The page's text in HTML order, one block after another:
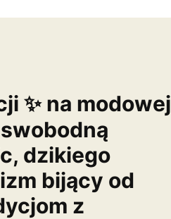
✨ na modowej
dzikiego
bijący od
z